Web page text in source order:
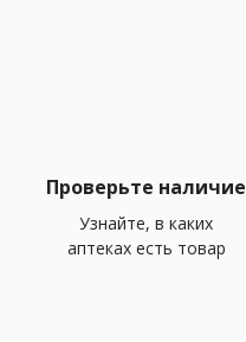
Проверьте наличие
Узнайте, в каких
аптеках есть товар